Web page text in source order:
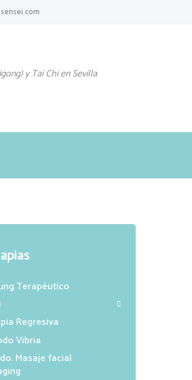
y Tai Chi en Sevilla
Terapéutico
Regresiva
Vibria
Masaje facial